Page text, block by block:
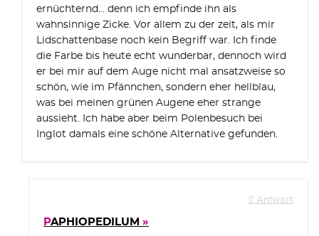
ernüchternd… denn ich empfinde ihn als
wahnsinnige Zicke. Vor allem zu der zeit, als mir
Lidschattenbase noch kein Begriff war. Ich finde
die Farbe bis heute echt wunderbar, dennoch wird
er bei mir auf dem Auge nicht mal ansatzweise so
schön, wie im Pfännchen, sondern eher hellblau,
was bei meinen grünen Augene eher strange
aussieht. Ich habe aber beim Polenbesuch bei
Inglot damals eine schöne Alternative gefunden.
Antwort
PAPHIOPEDILUM